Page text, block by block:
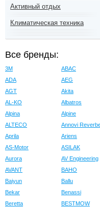
Активный отдых
Климатическая техника
Все бренды:
3M
ABAC
ADA
AEG
AGT
Akita
AL-KO
Albatros
Alpina
Alpine
ALTECO
Annovi
Aprila
Ariens
AS-Motor
ASILAK
Aurora
AV Engineering
AVANT
BAHO
Baiyun
Ballu
Bekar
Benassi
Beretta
BESTMOW